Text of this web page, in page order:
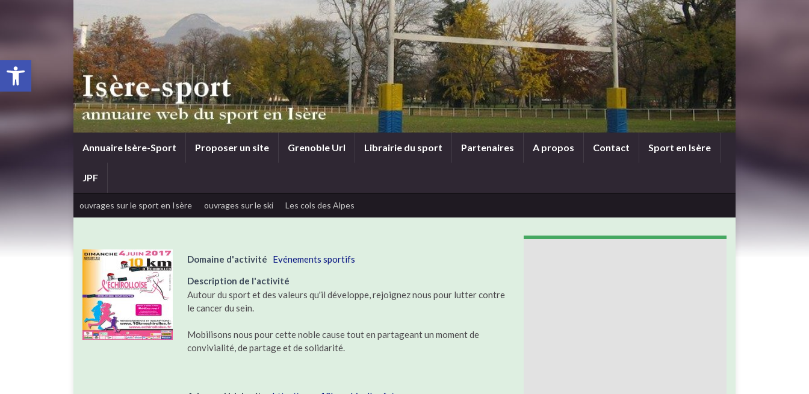
Ouvrir la barre d’outils
Annuaire Isère-Sport Proposer un site Grenoble Url Librairie du sport Partenaires A propos Contact Sport en Isère
JPF
ouvrages sur le sport en Isère ouvrages sur le ski Les cols des Alpes
Domaine d'activité
Evénements sportifs
Description de l'activité
Autour du sport et des valeurs qu'il développe, rejoignez nous pour lutter contre
le cancer du sein.
Mobilisons nous pour cette noble cause tout en partageant un moment de
convivialité, de partage et de solidarité.